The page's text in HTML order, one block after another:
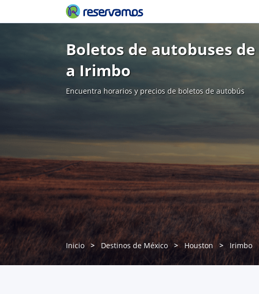
Boletos de autobuses
a Irimbo
Encuentra horarios y precios de boletos de autobús
Inicio Destinos de México Houston Irimbo